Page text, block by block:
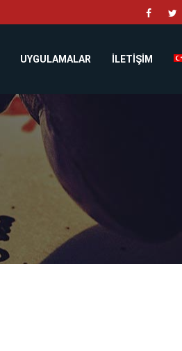
UYGULAMALAR İLETİŞİM